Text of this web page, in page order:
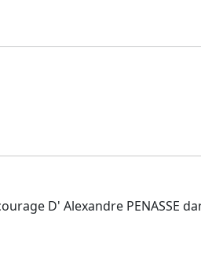
D' Alexandre PENASSE